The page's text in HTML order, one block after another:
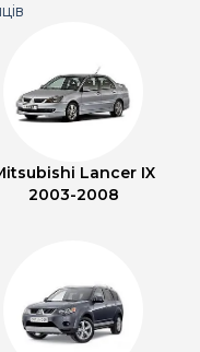
Lancer IX
2003-2008